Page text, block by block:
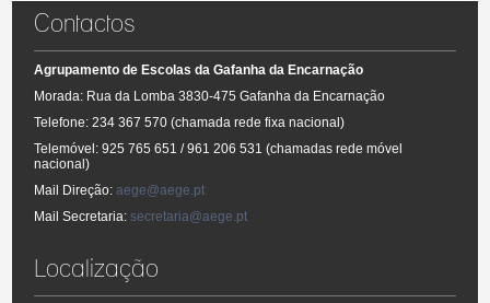
- Regulamento Interno
Contactos
Agrupamento de Escolas da Gafanha da Encarnação
Morada: Rua da Lomba 3830-475 Gafanha da Encarnação
Telefone: 234 367 570 (chamada rede fixa nacional)
Telemóvel: 925 765 651 / 961 206 531 (chamadas rede móvel
nacional)
Mail Direção:aege@aege.pt
Mail Secretaria:secretaria@aege.pt
Localização